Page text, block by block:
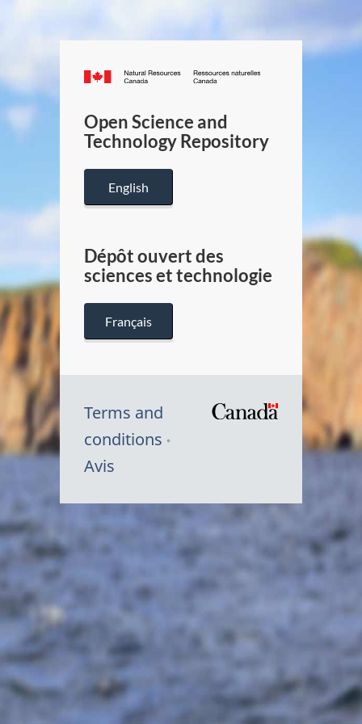
Canada.ca
/
Canada
Open Science and
Technology Repository
English
Dépôt ouvert des
sciences et technologie
Français
Terms and
conditions
Avis
Symbole
Canada